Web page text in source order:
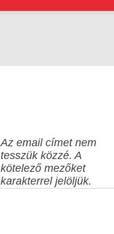
Az email címet nem
tesszük közzé. A
kötelező mezőket
karakterrel jelöljük.